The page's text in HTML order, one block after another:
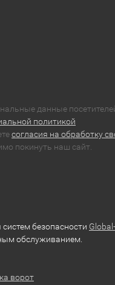
данные
политикой
согласия на обработку
покинуть наш сайт.
безопасности Global-
обслуживанием.
ворот